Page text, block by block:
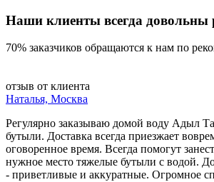
Наши клиенты всегда довольны
70% заказчиков обращаются к нам по
отзыв от клиента
Наталья, Москва
Регулярно заказываю домой воду Адыл
бутыли. Доставка всегда приезжает
оговоренное время. Всегда помогут
нужное место тяжелые бутыли с водой.
- приветливые и аккуратные. Огромное